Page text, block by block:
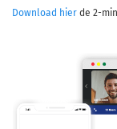
Download hier de 2-